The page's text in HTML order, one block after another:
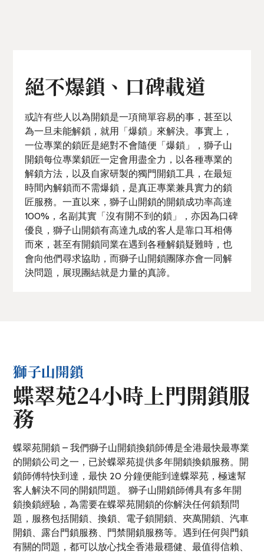
絕不爆鎖、口碑載道
或許有些人以為開鎖是一項簡單容易的事，甚至以
為一旦未能解鎖，就用「爆鎖」來解決。事實上，
一位專業的鎖匠是絕對不會隨便「爆鎖」，獅子山
開鎖每位專業鎖匠一定會用盡全力，以各種專業的
解鎖方法，以及自家研製的獨門開鎖工具，在最短
時間內解鎖而不需爆鎖，是真正專業兼具實力的鎖
匠服務。一直以來，獅子山開鎖的開鎖成功率高達
100%，名副其實「沒有開不到的鎖」，亦因為口碑
優良，獅子山開鎖有高達九成的客人是靠口耳相傳
而來，甚至有開鎖同業在遇到各種解鎖疑難時，也
會向他們尋求協助，而獅子山開鎖團隊亦會一同解
決問題，展現團結就是力量的真諦。
獅子山開鎖
蝶翠苑24小時上門開鎖服
務
蝶翠苑開鎖 – 我們獅子山開鎖換鎖師傅是全港最快最專業
的開鎖公司之一，已於蝶翠苑提供多年開鎖換鎖服務。開
鎖師傅特快到達，最快 20 分鐘便能到達蝶翠苑，極速幫
客人解決不同的開鎖問題。 獅子山開鎖師傅具有多年開
鎖換鎖經驗，為需要在蝶翠苑開鎖的你解決任何鎖類問
題，服務包括開鎖、換鎖、電子鎖開鎖、夾萬開鎖、汽車
開鎖、露台門鎖服務、門禁開鎖服務等。遇到任何與門鎖
有關的問題，都可以放心找全香港最穩健、最值得信賴、